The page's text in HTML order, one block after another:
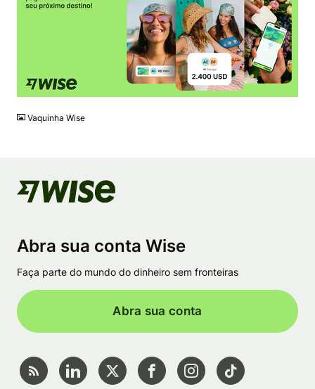
JPG
Vaquinha Wise
Abra sua conta Wise
Faça parte do mundo do dinheiro sem fronteiras
Abra sua conta